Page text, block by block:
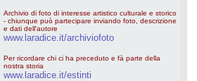
Archivio di foto di interesse artistico culturale e storico
- chiunque può partecipare inviando foto, descrizione
e dati dell'autore
www.laradice.it/archiviofoto
Per ricordare chi ci ha preceduto e fà parte della
nostra storia
www.laradice.it/estinti